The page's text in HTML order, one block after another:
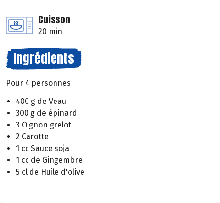
Cuisson
20 min
Ingrédients
Pour 4 personnes
400 g de Veau
300 g de épinard
3 Oignon grelot
2 Carotte
1 cc Sauce soja
1 cc de Gingembre
5 cl de Huile d'olive